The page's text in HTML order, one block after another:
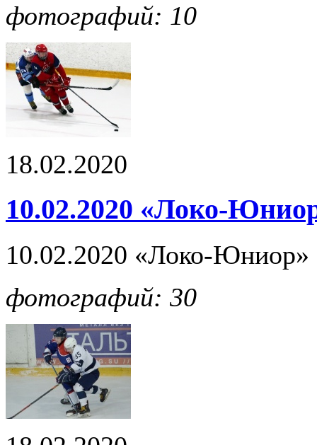
фотографий: 10
18.02.2020
10.02.2020 «Локо-
10.02.2020 «Локо-Юниор»
фотографий: 30